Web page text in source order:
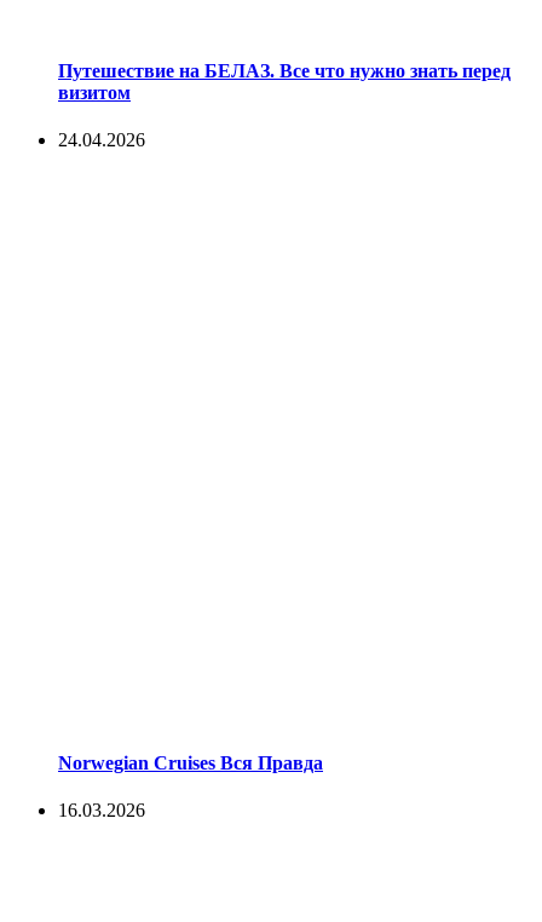
Путешествие на БЕЛАЗ. Все что нужно знать перед
визитом
24.04.2026
Norwegian Cruises Вся Правда
16.03.2026